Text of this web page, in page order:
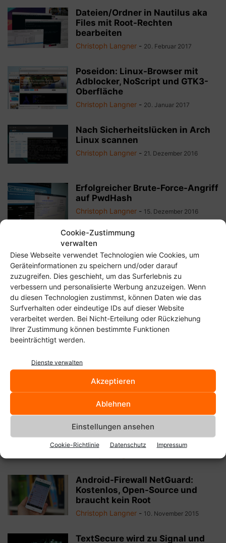
Cookie-Zustimmung
verwalten
Diese Webseite verwendet Technologien wie Cookies, um
Geräteinformationen zu speichern und/oder darauf
zuzugreifen. Dies geschieht, um das Surferlebnis zu
verbessern und personalisierte Werbung anzuzeigen. Wenn
du diesen Technologien zustimmst, können Daten wie das
Surfverhalten oder eindeutige IDs auf dieser Website
verarbeitet werden. Bei Nicht-Erteilung oder Rückziehung
Ihrer Zustimmung können bestimmte Funktionen
beeinträchtigt werden.
Dienste verwalten
Akzeptieren
Ablehnen
Einstellungen ansehen
Cookie-Richtlinie Datenschutz Impressum
Dateien/Ordner in Nautilus aka
Files mit Root-Rechten
bearbeiten
Christoph Langner - 20. Februar 2017
Poseidon: Linux-Browser mit
Adblocker, NoScript und GTK3-
Oberfläche
Christoph Langner - 20. Januar 2017
Nach Sicherheitslücken in Arch
Linux scannen
Christoph Langner - 21. Dezember 2016
Erfolgreicher Brute-Force-Angriff
auf PwdHash
Christoph Langner - 15. Dezember 2016
SSH auf dem Raspberry Pi
aktivieren (jetzt unter Raspian
nötig)
Christoph Langner - 30. November 2016
Mit DSM 6.0 Beta 2 Let’s Encrypt-
Zertifikate auf Synology-NAS
einrichten
Christoph Langner
Let’s-Encrypt-Stammzertifikate
Christoph Langner
SSL-Zertifikat von Let’s Encrypt
auf Synology oder anderem NAS
ablegen
Android-Firewall NetGuard:
Kostenlos, Open-Source und
braucht kein Root
Christoph Langner - 10. November 2015
TextSecure wird zu Signal und